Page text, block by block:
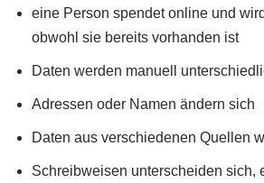
eine Person spendet online und
obwohl sie bereits vorhanden ist
Daten werden manuell
Adressen oder Namen ändern sich
Daten aus verschiedenen Quellen
Schreibweisen unterscheiden sich,